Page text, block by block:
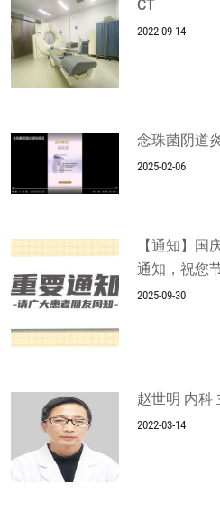
CT
2022-09-14
念珠菌阴道
2025-02-06
【通知】国
通知，祝您
2025-09-30
赵世明 内科
2022-03-14